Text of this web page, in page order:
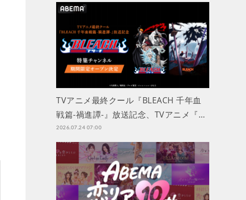
TVアニメ最終クール『BLEACH 千年血
戦篇-禍進譚-』放送記念、TVアニメ『…
2026.07.24 07:00